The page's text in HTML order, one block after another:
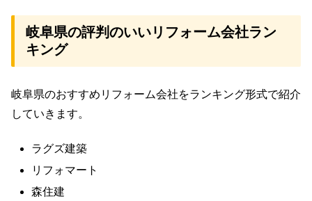
岐阜県の評判のいいリフォーム会社ラン
キング
岐阜県のおすすめリフォーム会社をランキング形式で紹介
していきます。
ラグズ建築
リフォマート
森住建